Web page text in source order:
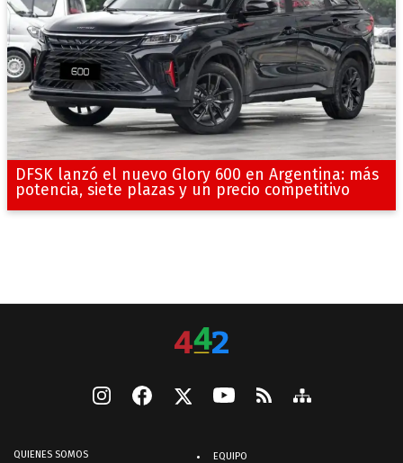
DFSK lanzó el nuevo Glory 600 en Argentina: más
potencia, siete plazas y un precio competitivo
QUIENES SOMOS EQUIPO